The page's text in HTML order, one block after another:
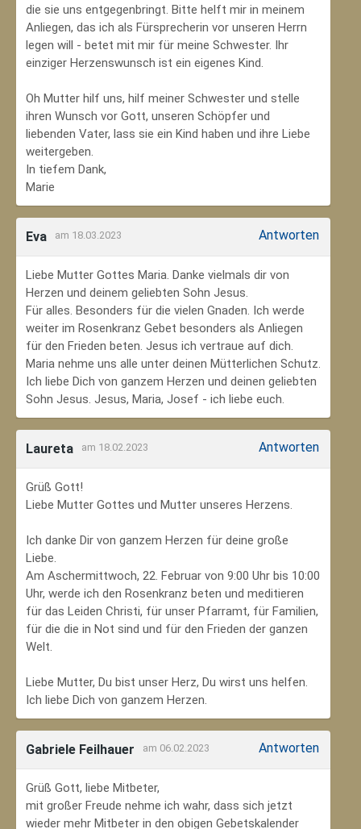
die sie uns entgegenbringt. Bitte helft mir in meinem
Anliegen, das ich als Fürsprecherin vor unseren Herrn
legen will - betet mit mir für meine Schwester. Ihr
einziger Herzenswunsch ist ein eigenes Kind.
Oh Mutter hilf uns, hilf meiner Schwester und stelle
ihren Wunsch vor Gott, unseren Schöpfer und
liebenden Vater, lass sie ein Kind haben und ihre Liebe
weitergeben.
In tiefem Dank,
Marie
Eva am 18.03.2023 Antworten
Liebe Mutter Gottes Maria. Danke vielmals dir von
Herzen und deinem geliebten Sohn Jesus.
Für alles. Besonders für die vielen Gnaden. Ich werde
weiter im Rosenkranz Gebet besonders als Anliegen
für den Frieden beten. Jesus ich vertraue auf dich.
Maria nehme uns alle unter deinen Mütterlichen Schutz.
Ich liebe Dich von ganzem Herzen und deinen geliebten
Sohn Jesus. Jesus, Maria, Josef - ich liebe euch.
Laureta am 18.02.2023 Antworten
Grüß Gott!
Liebe Mutter Gottes und Mutter unseres Herzens.
Ich danke Dir von ganzem Herzen für deine große
Liebe.
Am Aschermittwoch, 22. Februar von 9:00 Uhr bis 10:00
Uhr, werde ich den Rosenkranz beten und meditieren
für das Leiden Christi, für unser Pfarramt, für Familien,
für die die in Not sind und für den Frieden der ganzen
Welt.
Liebe Mutter, Du bist unser Herz, Du wirst uns helfen.
Ich liebe Dich von ganzem Herzen.
Gabriele Feilhauer am 06.02.2023 Antworten
Grüß Gott, liebe Mitbeter,
mit großer Freude nehme ich wahr, dass sich jetzt
wieder mehr Mitbeter in den obigen Gebetskalender